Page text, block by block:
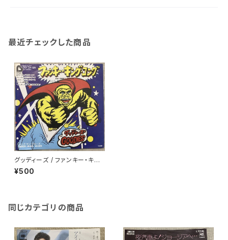
最近チェックした商品
グッディーズ / ファンキー・キン
グ・コング
¥500
同じカテゴリの商品